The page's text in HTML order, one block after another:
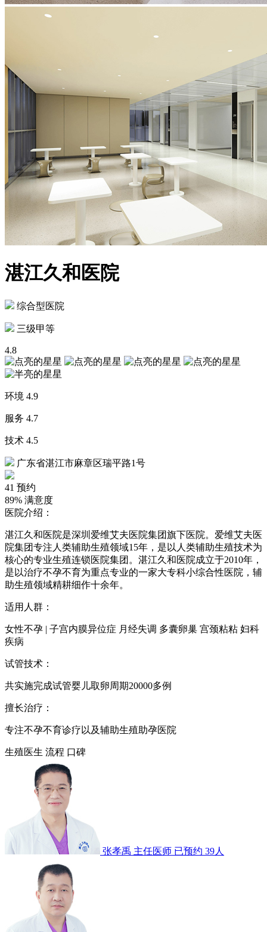
湛江久和医院
综合型医院
三级甲等
4.8
环境 4.9
服务 4.7
技术 4.5
广东省湛江市麻章区瑞平路1号
41 预约
89% 满意度
医院介绍：
湛江久和医院是深圳爱维艾夫医院集团旗下医院。爱维艾夫医
院集团专注人类辅助生殖领域15年，是以人类辅助生殖技术为
核心的专业生殖连锁医院集团。湛江久和医院成立于2010年，
是以治疗不孕不育为重点专业的一家大专科小综合性医院，辅
助生殖领域精耕细作十余年。
适用人群：
女性不孕 | 子宫内膜异位症 月经失调 多囊卵巢 宫颈粘粘 妇科
疾病
试管技术：
共实施完成试管婴儿取卵周期20000多例
擅长治疗：
专注不孕不育诊疗以及辅助生殖助孕医院
生殖医生 流程 口碑
张孝禹 主任医师 已预约 39人